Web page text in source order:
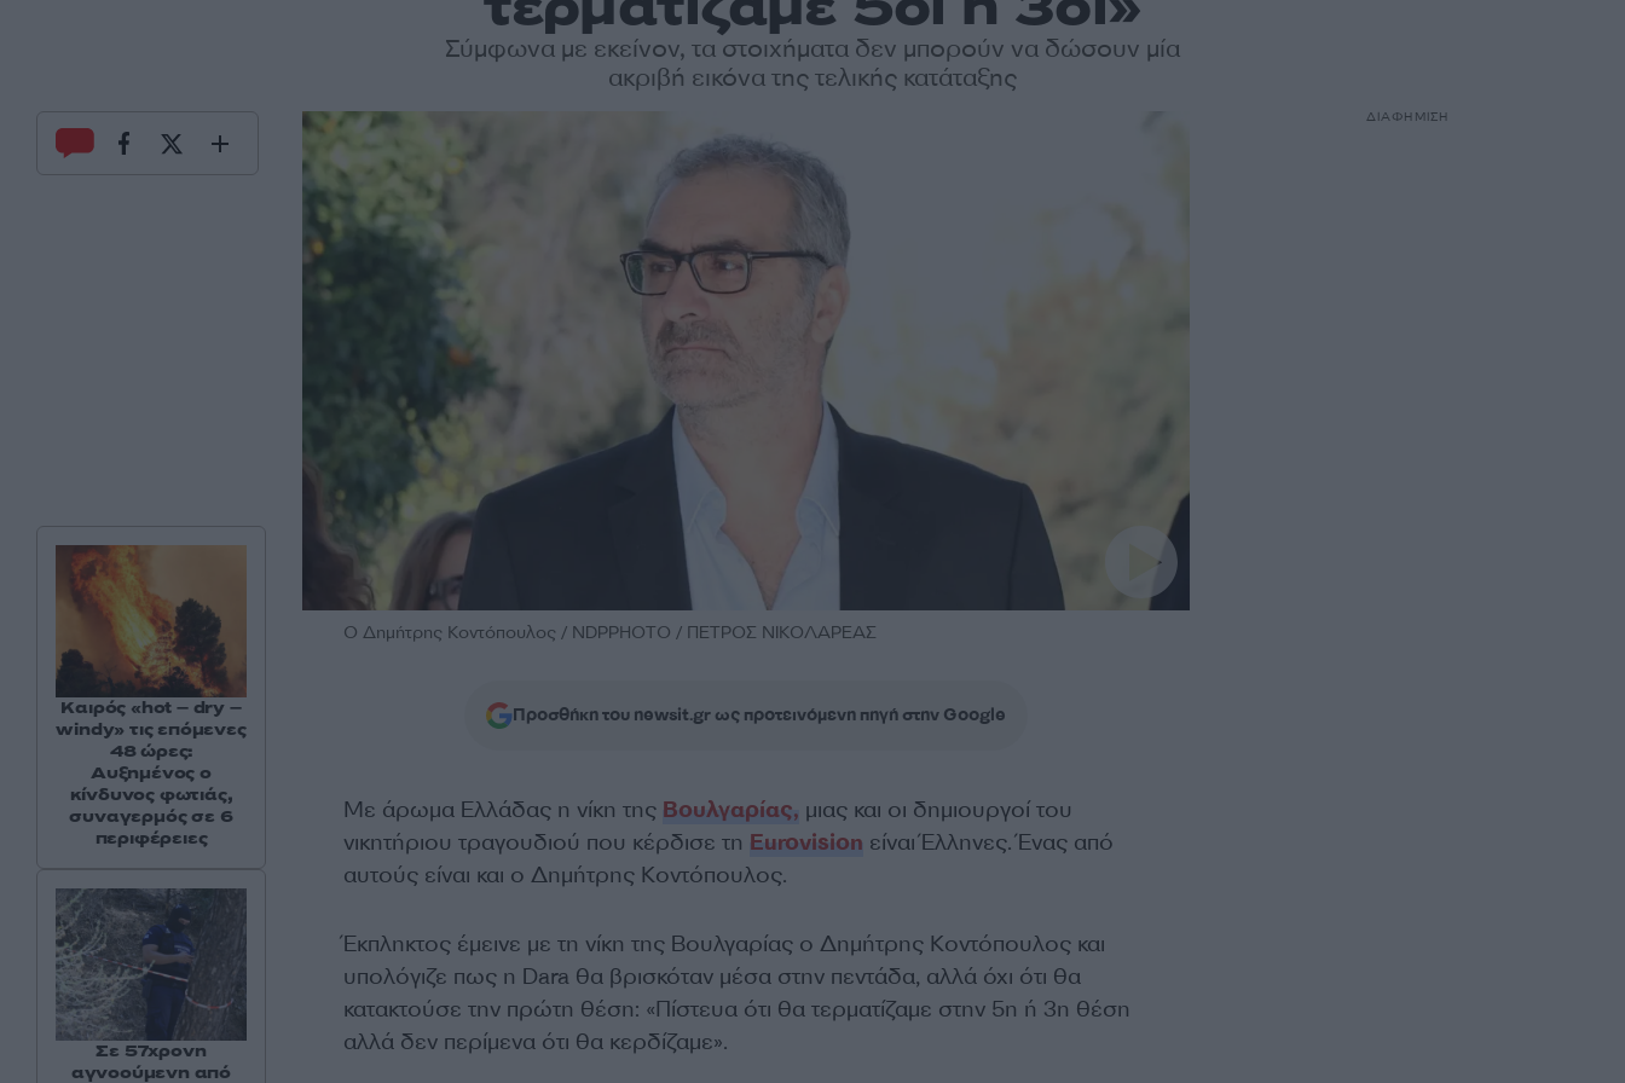
Σύμφωνα με εκείνον, τα στοιχήματα δεν μπορούν να δώσουν μία
ακριβή εικόνα της τελικής κατάταξης
Ο Δημήτρης Κοντόπουλος / NDPPHOTO / ΠΕΤΡΟΣ ΝΙΚΟΛΑΡΕΑΣ
Προσθήκη του newsit.gr ως προτεινόμενη πηγή στην Google
Με άρωμα Ελλάδας η νίκη της Βουλγαρίας, μιας και οι δημιουργοί του
νικητήριου τραγουδιού που κέρδισε τη Eurovision είναι Έλληνες. Ένας από
αυτούς είναι και ο Δημήτρης Κοντόπουλος.
Έκπληκτος έμεινε με τη νίκη της Βουλγαρίας ο Δημήτρης Κοντόπουλος και
υπολόγιζε πως η Dara θα βρισκόταν μέσα στην πεντάδα, αλλά όχι ότι θα
κατακτούσε την πρώτη θέση: «Πίστευα ότι θα τερματίζαμε στην 5η ή 3η θέση
αλλά δεν περίμενα ότι θα κερδίζαμε».
Καιρός «hot – dry –
windy» τις επόμενες
48 ώρες:
Αυξημένος ο
κίνδυνος φωτιάς,
συναγερμός σε 6
περιφέρειες
Σε 57χρονη
αγνοούμενη από
ΔΙΑΦΗΜΙΣΗ